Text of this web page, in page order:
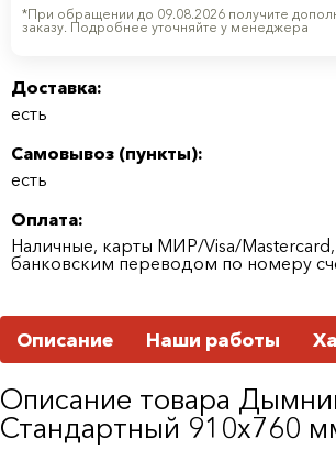
*При обращении до 09.08.2026 получите
заказу. Подробнее уточняйте у менеджера
Доставка:
есть
Самовывоз (пункты):
есть
Оплата:
Наличные, карты МИР/Visa/
банковским переводом по номеру
Описание Наши работы
Описание товара
Стандартный 910х760